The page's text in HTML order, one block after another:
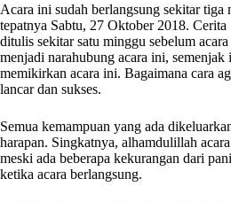
Acara ini sudah berlangsung sekitar tiga
tepatnya Sabtu, 27 Oktober 2018.
ditulis sekitar satu minggu sebelum acara
menjadi narahubung acara ini, semenjak
memikirkan acara ini. Bagaimana cara
lancar dan sukses.
Semua kemampuan yang ada
harapan. Singkatnya, alhamdulillah
meski ada beberapa kekurangan dari
ketika acara berlangsung.